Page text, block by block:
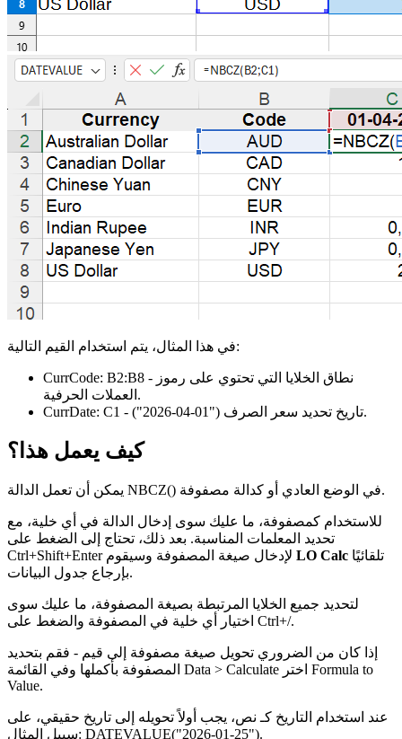
في هذا المثال، يتم استخدام القيم التالية:
CurrCode: B2:B8 - نطاق الخلايا التي تحتوي على رموز
العملات الحرفية.
CurrDate: C1 - تاريخ تحديد سعر الصرف ("01-04-2026") .
كيف يعمل هذا؟
يمكن أن تعمل الدالة NBCZ() في الوضع العادي أو كدالة مصفوفة.
للاستخدام كمصفوفة، ما عليك سوى إدخال الدالة في أي خلية، مع
تحديد المعلمات المناسبة. بعد ذلك، تحتاج إلى الضغط على
LO Calc
بإرجاع جدول البيانات.
لتحديد جميع الخلايا المرتبطة بصيغة المصفوفة، ما عليك سوى
اختيار أي خلية في المصفوفة والضغط على Ctrl+/.
إذا كان من الضروري تحويل صيغة مصفوفة إلى قيم - فقم بتحديد
Data > Calculate
Formula to
Value.
عند استخدام التاريخ كـ نص، يجب أولاً تحويله إلى تاريخ حقيقي، على
سبيل المثال: DATEVALUE("2026-01-25").